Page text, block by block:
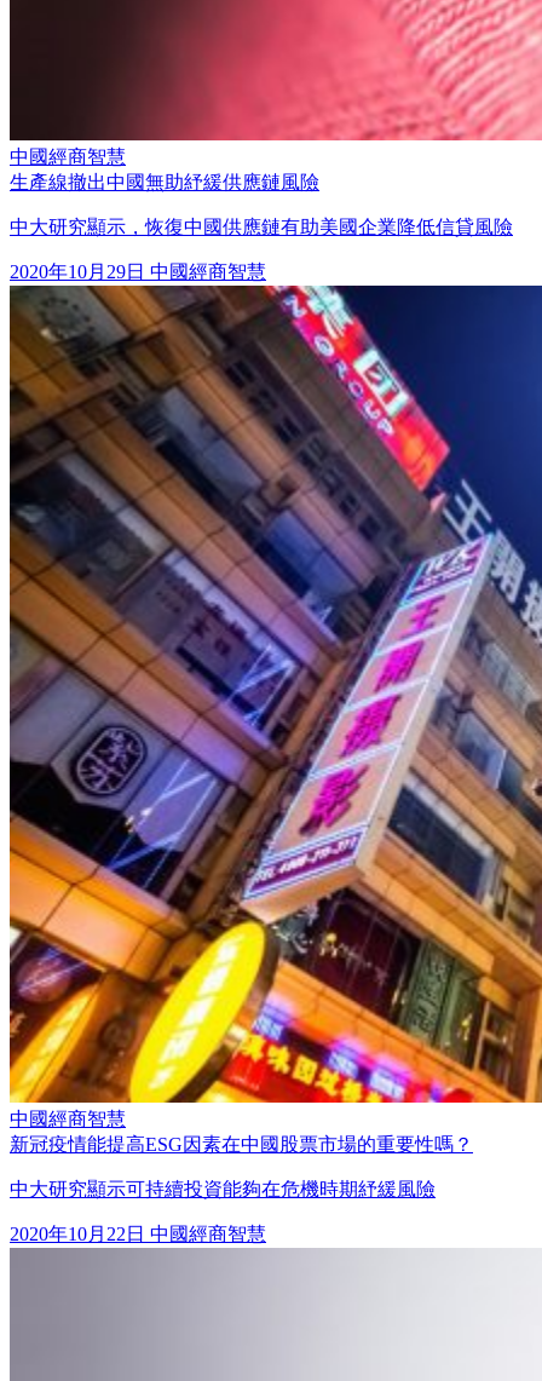
中國經商智慧
生產線撤出中國無助紓緩供應鏈風險
中大研究顯示，恢復中國供應鏈有助美國企業降低信貸風險
2020年10月29日 中國經商智慧
中國經商智慧
新冠疫情能提高ESG因素在中國股票市場的重要性嗎？
中大研究顯示可持續投資能夠在危機時期紓緩風險
2020年10月22日 中國經商智慧